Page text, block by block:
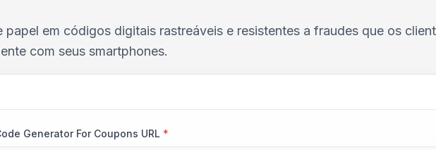
papel em códigos digitais rastreáveis e resistentes a fraudes que os
com seus smartphones.
Generator For Coupons URL *